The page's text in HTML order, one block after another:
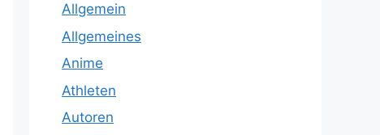
Allgemein
Allgemeines
Anime
Athleten
Autoren